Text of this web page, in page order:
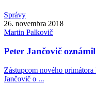
Správy
26. novembra 2018
Martin Palkovič
Peter Jančovič
Zástupcom nového
Jančovič o ...